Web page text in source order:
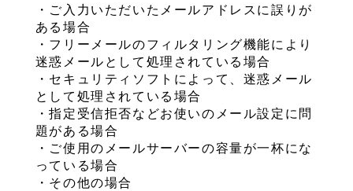
・ご入力いただいたメールアドレスに誤りが
ある場合
・フリーメールのフィルタリング機能により
迷惑メールとして処理されている場合
・セキュリティソフトによって、迷惑メール
として処理されている場合
・指定受信拒否などお使いのメール設定に問
題がある場合
・ご使用のメールサーバーの容量が一杯にな
っている場合
・その他の場合